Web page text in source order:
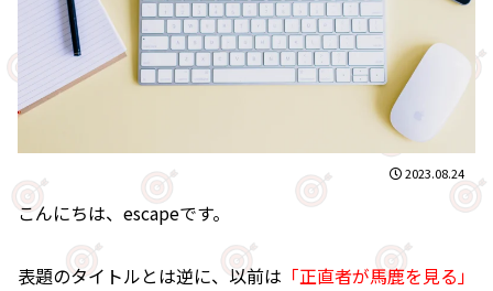
2023.08.24
こんにちは、escapeです。
表題のタイトルとは逆に、以前は 「正直者が馬鹿を見る」